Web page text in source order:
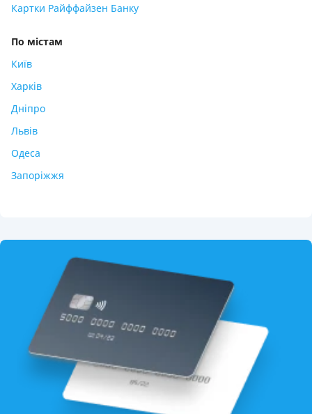
Картки Райффайзен Банку
По містам
Київ
Харків
Дніпро
Львів
Одеса
Запоріжжя